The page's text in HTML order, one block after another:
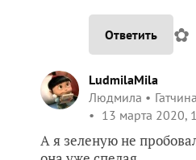
Ответить ✿
LudmilaMila
Людмила
Гатчина
13 марта 2020,
А я зеленую не